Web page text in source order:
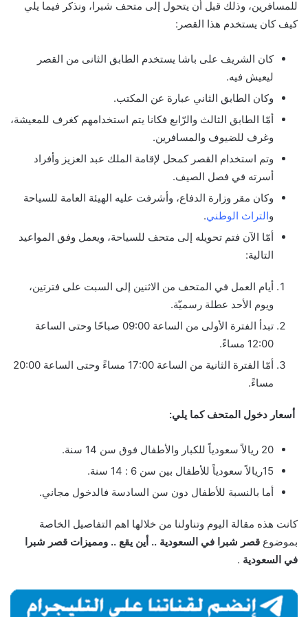
للمسافرين، وذلك قبل أن يتحول إلى متحف شبرا، ونذكر فيما يلي
كيف كان يستخدم هذا القصر:
كان الشريف على باشا يستخدم الطابق الثانى من القصر
ليعيش فيه.
وكان الطابق الثاني عبارة عن المكتب.
أمّا الطابق الثالث والرّابع فكانا يتم استخدامهم كغرف للمعيشة،
وغرف للضيوف والمسافرين.
وتم استخدام القصر كمحل لإقامة الملك عبد العزيز وأفراد
أسرته في فصل الصيف.
وكان مقر وزارة الدفاع، وأشرفت عليه الهيئة العامة للسياحة
والتراث الوطني.
أمّا الآن فتم تحويله إلى متحف للسياحة، ويعمل وفق المواعيد
التالية:
أيام العمل في المتحف من الاثنين إلى السبت على فترتين،
ويوم الأحد عطلة رسميّة.
تبدأ الفترة الأولى من الساعة 09:00 صباحًا وحتى الساعة
12:00 مساءً.
أمّا الفترة الثانية من الساعة 17:00 مساءً وحتى الساعة 20:00
مساءً.
أسعار دخول المتحف كما يلي:
20 ريالاً سعودياً للكبار والأطفال فوق سن 14 سنة.
15ريالاً سعودياً للأطفال بين سن 6 : 14 سنة.
أما بالنسبة للأطفال دون سن السادسة فالدخول مجاني.
كانت هذه مقالة اليوم وتناولنا من خلالها اهم التفاصيل الخاصة
بموضوع قصر شبرا في السعودية .. أين يقع .. ومميزات قصر شبرا
في السعودية .